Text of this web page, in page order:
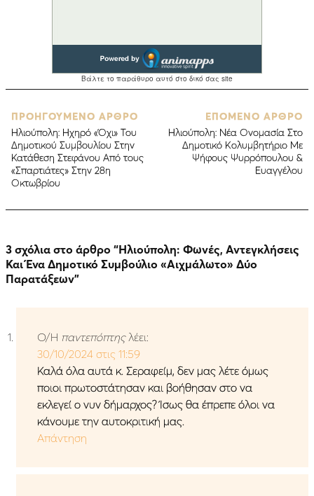
ΠΡΟΗΓΟΥΜΕΝΟ ΑΡΘΡΟ
Ηλιούπολη: Ηχηρό «Όχι» Του
Δημοτικού Συμβουλίου Στην
Κατάθεση Στεφάνου Από τους
«Σπαρτιάτες» Στην 28η
Οκτωβρίου
ΕΠΟΜΕΝΟ ΑΡΘΡΟ
Ηλιούπολη: Νέα Ονομασία Στο
Δημοτικό Κολυμβητήριο Με
Ψήφους Ψυρρόπουλου &
Ευαγγέλου
3 σχόλια στο άρθρο “Ηλιούπολη: Φωνές, Αντεγκλήσεις
Και Ένα Δημοτικό Συμβούλιο «Αιχμάλωτο» Δύο
Παρατάξεων”
Ο/Η παντεπόπτης λέει:
30/10/2024 στις 11:59
Καλά όλα αυτά κ. Σεραφείμ, δεν μας λέτε όμως
ποιοι πρωτοστάτησαν και βοήθησαν στο να
εκλεγεί ο νυν δήμαρχος? Ίσως θα έπρεπε όλοι να
κάνουμε την αυτοκριτική μας.
Απάντηση